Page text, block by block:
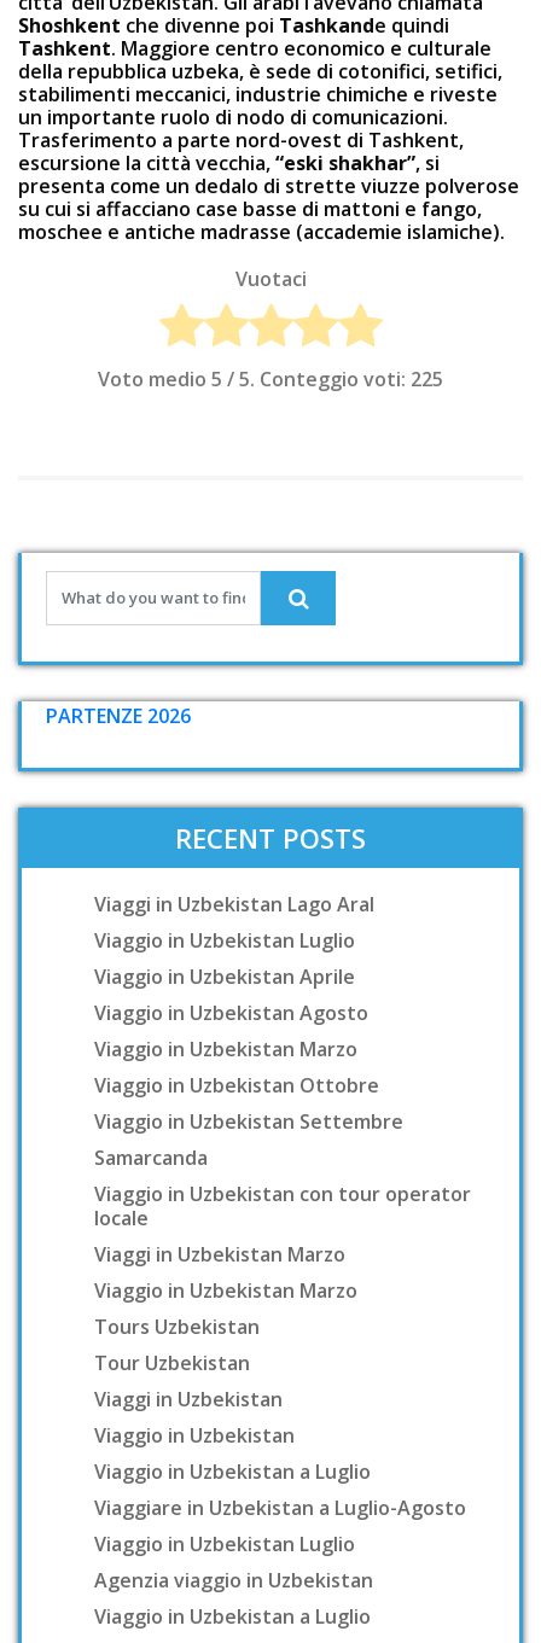
Shoshkent che divenne poi Tashkande quindi
Tashkent. Maggiore centro economico e culturale
della repubblica uzbeka, è sede di cotonifici, setifici,
stabilimenti meccanici, industrie chimiche e riveste
un importante ruolo di nodo di comunicazioni.
Trasferimento a parte nord-ovest di Tashkent,
escursione la città vecchia,“eski shakhar”, si
presenta come un dedalo di strette viuzze polverose
su cui si affacciano case basse di mattoni e fango,
moschee e antiche madrasse (accademie islamiche).
Vuotaci
Voto medio 5 / 5. Conteggio voti: 225
PARTENZE 2026
RECENT POSTS
Viaggi in Uzbekistan Lago Aral
Viaggio in Uzbekistan Luglio
Viaggio in Uzbekistan Aprile
Viaggio in Uzbekistan Agosto
Viaggio in Uzbekistan Marzo
Viaggio in Uzbekistan Ottobre
Viaggio in Uzbekistan Settembre
Samarcanda
Viaggio in Uzbekistan con tour operator
locale
Viaggi in Uzbekistan Marzo
Viaggio in Uzbekistan Marzo
Tours Uzbekistan
Tour Uzbekistan
Viaggi in Uzbekistan
Viaggio in Uzbekistan
Viaggio in Uzbekistan a Luglio
Viaggiare in Uzbekistan a Luglio-Agosto
Viaggio in Uzbekistan Luglio
Agenzia viaggio in Uzbekistan
Viaggio in Uzbekistan a Luglio